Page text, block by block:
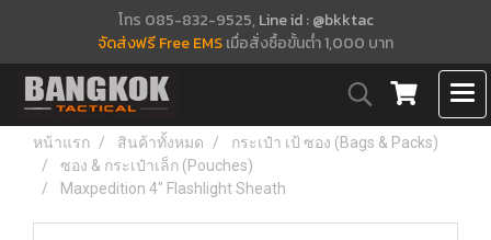
โทร 085-832-9525, Line id : @bkktac
จัดส่งฟรี Free EMSเมื่อสั่งซื้อขั้นต่ำ 1,000 บาท
หน้าแรก สินค้าทั้งหมด
กระเป๋า เป้ ซอง (Bags & Packs)
ซอง & กระเป๋าเล็ก (Pouches)
Maxpedition 4" Flashlight Sheath